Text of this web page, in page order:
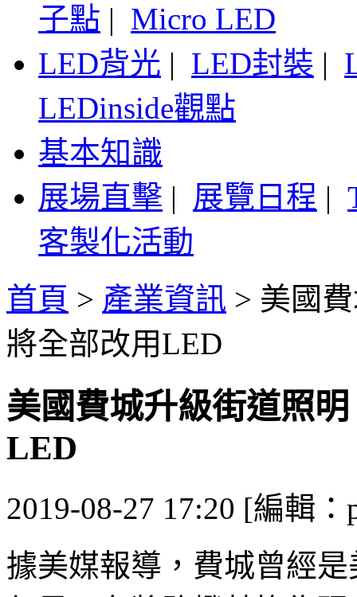
子點 | Micro LED
LED背光 | LED封裝 |
LEDinside觀點
基本知識
展場直擊 | 展覽日程 |
客製化活動
首頁 > 產業資訊 > 美國
將全部改用LED
美國費城升級街道照
LED
2019-08-27 17:20 [編輯：
據美媒報導，費城曾經